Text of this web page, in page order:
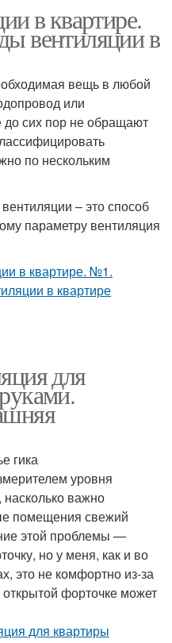
в квартире.
вентиляции в
вещь в любой
или
до сих пор не обращают
по нескольким
– это способ
параметру вентиляция
для
гика
уровня
насколько важно
помещения свежий
этой проблемы —
но у меня, как и во
это не комфортно из-за
форточке может